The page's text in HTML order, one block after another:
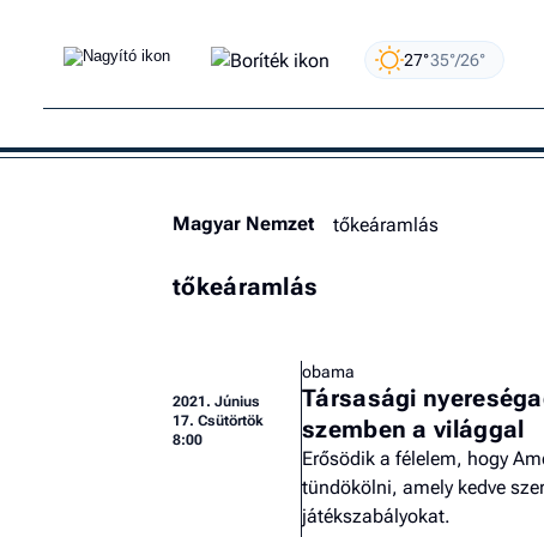
27°35°/26°
Magyar Nemzet tőkeáramlás
tőkeáramlás
2021. Június
17. Csütörtök
8:00
obama
Társasági
szemben a világgal
Erősödik a félelem, hogy
tündökölni, amely kedve
játékszabályokat.